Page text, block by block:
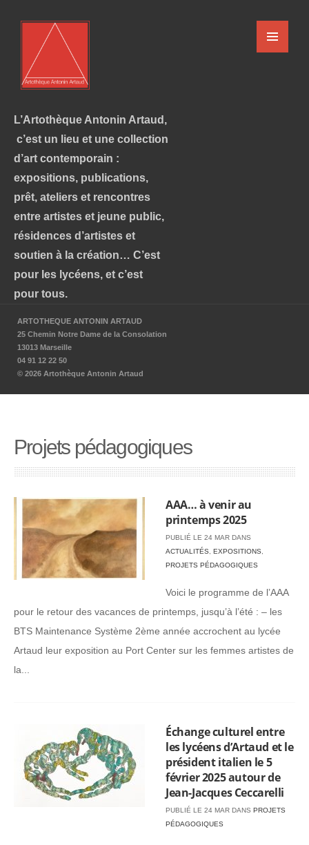
L’Artothèque Antonin Artaud,
c’est un lieu et une collection
d’art contemporain :
expositions, publications,
prêt, ateliers et rencontres
entre artistes et jeune public,
résidences d’artistes et
soutien à la création… C’est
pour les lycéens, et c’est
pour tous.
ARTOTHEQUE ANTONIN ARTAUD
25 Chemin Notre Dame de la Consolation
13013 Marseille
04 91 12 22 50
© 2026 Artothèque Antonin Artaud
Projets pédagogiques
AAA… à venir au
printemps 2025
PUBLIÉ LE 24 MAR DANS
ACTUALITÉS
EXPOSITIONS
PROJETS PÉDAGOGIQUES
Voici le programme de l’AAA
pour le retour des vacances de printemps, jusqu’à l’été : – les
BTS Maintenance Système 2ème année accrochent au lycée
Artaud leur exposition au Port Center sur les femmes artistes de
la...
Échange culturel entre
les lycéens d’Artaud et le
président italien le 5
février 2025 autour de
Jean-Jacques Ceccarelli
PUBLIÉ LE 24 MAR DANS PROJETS
PÉDAGOGIQUES